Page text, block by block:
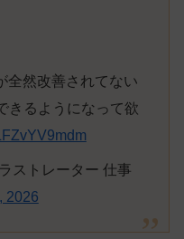
全然改善されてない
きるようになって欲
ストレーター 仕事
2026